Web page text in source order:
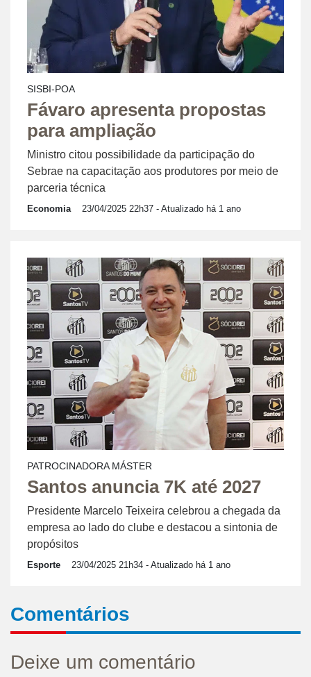
SISBI-POA
Fávaro apresenta propostas
para ampliação
Ministro citou possibilidade da participação do
Sebrae na capacitação aos produtores por meio de
parceria técnica
Economia 23/04/2025 22h37 - Atualizado há 1 ano
PATROCINADORA MÁSTER
Santos anuncia 7K até 2027
Presidente Marcelo Teixeira celebrou a chegada da
empresa ao lado do clube e destacou a sintonia de
propósitos
Esporte 23/04/2025 21h34 - Atualizado há 1 ano
Comentários
Deixe um comentário